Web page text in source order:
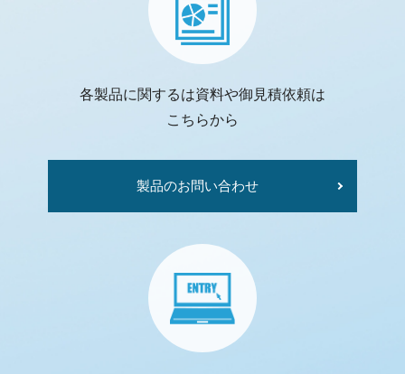
各製品に関するは資料や御見積依頼は
こちらから
製品のお問い合わせ